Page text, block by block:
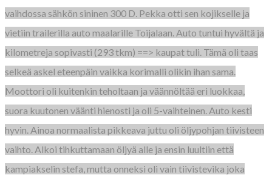
vaihdossa sähkön sininen 300 D. Pekka otti sen kojikselle ja
vietiin trailerilla auto maalarille Toijalaan. Auto tuntui hyvältä ja
kilometreja sopivasti (293 tkm) ==> kaupat tuli. Tämä oli taas
selkeä askel eteenpäin vaikka korimalli olikin ihan sama.
Moottori oli kuitenkin teholtaan ja väännöltää eri luokkaa,
suora kuutonen väänti hienosti ja oli 5-vaihteinen. Auto kesti
hyvin. Ainoa normaalista pikkeava juttu oli öljypohjan tiivisteen
vaihto. Alkoi tihkuttamaan öljyä alle ja ensin luultiin että
kampiakselin stefa, mutta onneksi oli vain tiivistevika joka